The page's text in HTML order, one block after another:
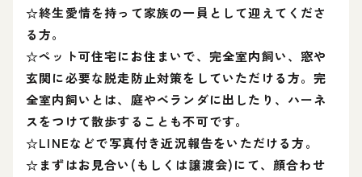
☆終生愛情を持って家族の一員として迎えてくださ
る方。
☆ペット可住宅にお住まいで、完全室内飼い、窓や
玄関に必要な脱走防止対策をしていただける方。完
全室内飼いとは、庭やベランダに出したり、ハーネ
スをつけて散歩することも不可です。
☆LINEなどで写真付き近況報告をいただける方。
☆まずはお見合い(もしくは譲渡会)にて、顔合わせ